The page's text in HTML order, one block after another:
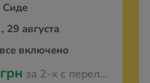
Сиде
29 августа
включено
за 2-х с перелётом из Оради